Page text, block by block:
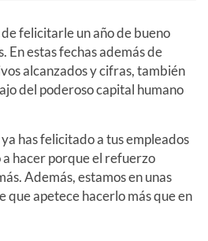
felicitarle un año de bueno
En estas fechas además de
alcanzados y cifras, también
del poderoso capital humano
has felicitado a tus empleados
hacer porque el refuerzo
Además, estamos en unas
que apetece hacerlo más que en